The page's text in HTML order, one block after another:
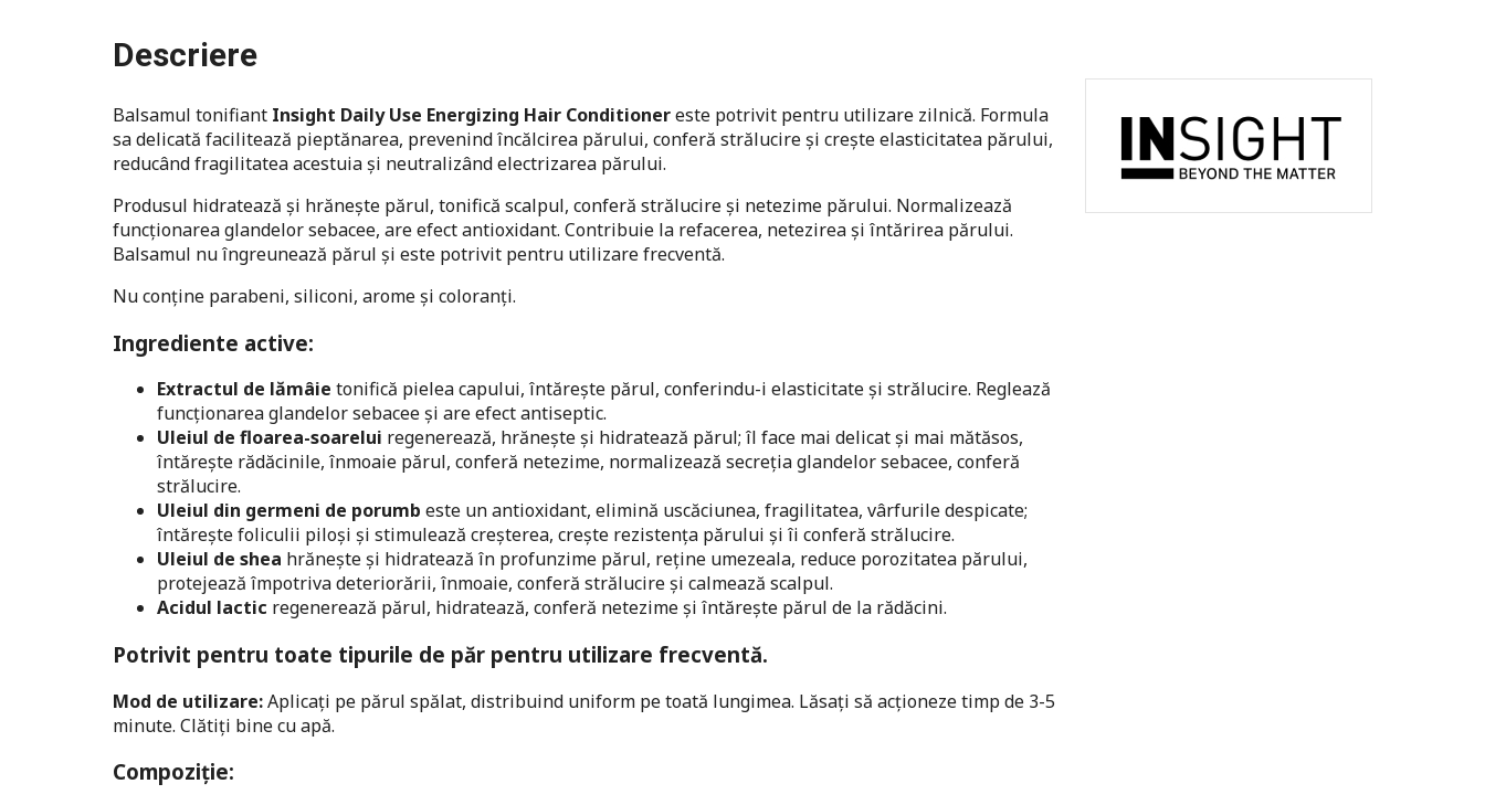
Descriere
Balsamul tonifiant Insight Daily Use Energizing Hair Conditionereste potrivit pentru utilizare zilnică. Formula
sa delicată facilitează pieptănarea, prevenind încălcirea părului, conferă strălucire și crește elasticitatea părului,
reducând fragilitatea acestuia și neutralizând electrizarea părului.
Produsul hidratează și hrănește părul, tonifică scalpul, conferă strălucire și netezime părului. Normalizează
funcționarea glandelor sebacee, are efect antioxidant. Contribuie la refacerea, netezirea și întărirea părului.
Balsamul nu îngreunează părul și este potrivit pentru utilizare frecventă.
Nu conține parabeni, siliconi, arome și coloranți.
Ingrediente active:
Extractul de lămâie tonifică pielea capului, întărește părul, conferindu-i elasticitate și strălucire. Reglează
funcționarea glandelor sebacee și are efect antiseptic.
Uleiul de floarea-soarelui regenerează, hrănește și hidratează părul; îl face mai delicat și mai mătăsos,
întărește rădăcinile, înmoaie părul, conferă netezime, normalizează secreția glandelor sebacee, conferă
strălucire.
Uleiul din germeni de porumb este un antioxidant, elimină uscăciunea, fragilitatea, vârfurile despicate;
întărește foliculii piloși și stimulează creșterea, crește rezistența părului și îi conferă strălucire.
Uleiul de shea hrănește și hidratează în profunzime părul, reține umezeala, reduce porozitatea părului,
protejează împotriva deteriorării, înmoaie, conferă strălucire și calmează scalpul.
Acidul lactic regenerează părul, hidratează, conferă netezime și întărește părul de la rădăcini.
Potrivit pentru toate tipurile de păr pentru utilizare frecventă.
Mod de utilizare:Aplicați pe părul spălat, distribuind uniform pe toată lungimea. Lăsați să acționeze timp de 3-5
minute. Clătiți bine cu apă.
Compoziție: